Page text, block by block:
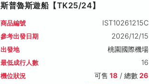
售價: NT$ 51,900 售價: NT$ 51,900
斯普魯斯遊船【TK25/24】
商品編號 IST10261215C
參考出發日期 2026/12/15
出發地 桃園國際機場
最低成行人數 16
機位狀況 可售 18 / 總數26